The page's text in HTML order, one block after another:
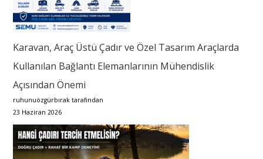
Karavan, Araç Üstü Çadır ve Özel Tasarım Araçlarda
Kullanılan Bağlantı Elemanlarının Mühendislik
Açısından Önemi
ruhunuözgürbırak tarafından
23 Haziran 2026